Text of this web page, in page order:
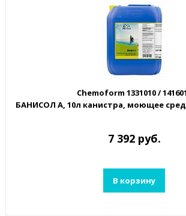
Chemoform 1331010 /
БАНИСОЛ А, 10л канистра, моющее
7 392 руб.
В корзину